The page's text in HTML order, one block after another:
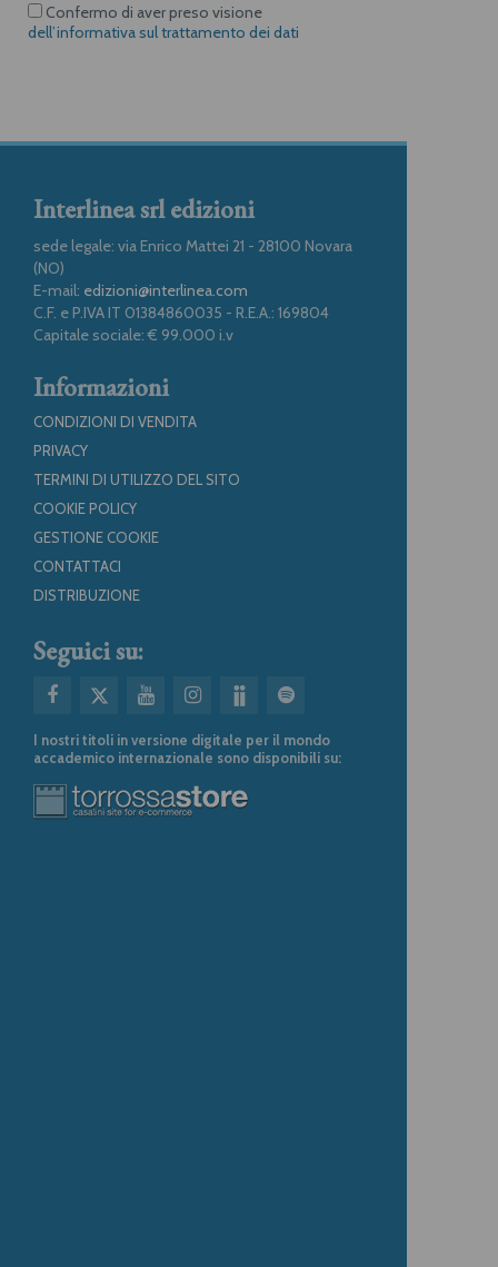
Confermo di aver preso visione
dell’informativa sul trattamento dei dati
Interlinea srl edizioni
sede legale: via Enrico Mattei 21 - 28100 Novara
(NO)
E-mail: edizioni@interlinea.com
C.F. e P.IVA IT 01384860035 - R.E.A.: 169804
Capitale sociale: € 99.000 i.v
Informazioni
CONDIZIONI DI VENDITA
PRIVACY
TERMINI DI UTILIZZO DEL SITO
COOKIE POLICY
GESTIONE COOKIE
CONTATTACI
DISTRIBUZIONE
Seguici su:
I nostri titoli in versione digitale per il mondo
accademico internazionale sono disponibili su: